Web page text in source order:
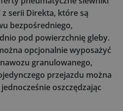
z serii Direkta, które są
bezpośredniego,
pod powierzchnię gleby.
opcjonalnie wyposażyć
granulowanego,
przejazdu można
oszczędzając